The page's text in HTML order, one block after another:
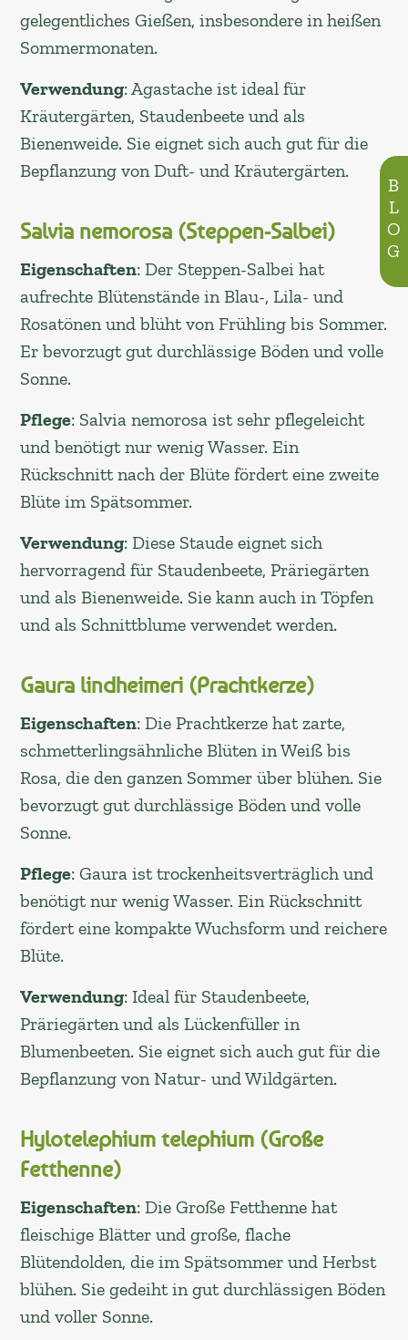
BLOG
gelegentliches Gießen, insbesondere in heißen
Sommermonaten.
Verwendung: Agastache ist ideal für
Kräutergärten, Staudenbeete und als
Bienenweide. Sie eignet sich auch gut für die
Bepflanzung von Duft- und Kräutergärten.
Salvia nemorosa (Steppen-Salbei)
Eigenschaften: Der Steppen-Salbei hat
aufrechte Blütenstände in Blau-, Lila- und
Rosatönen und blüht von Frühling bis Sommer.
Er bevorzugt gut durchlässige Böden und volle
Sonne.
Pflege: Salvia nemorosa ist sehr pflegeleicht
und benötigt nur wenig Wasser. Ein
Rückschnitt nach der Blüte fördert eine zweite
Blüte im Spätsommer.
Verwendung: Diese Staude eignet sich
hervorragend für Staudenbeete, Präriegärten
und als Bienenweide. Sie kann auch in Töpfen
und als Schnittblume verwendet werden.
Gaura lindheimeri (Prachtkerze)
Eigenschaften: Die Prachtkerze hat zarte,
schmetterlingsähnliche Blüten in Weiß bis
Rosa, die den ganzen Sommer über blühen. Sie
bevorzugt gut durchlässige Böden und volle
Sonne.
Pflege: Gaura ist trockenheitsverträglich und
benötigt nur wenig Wasser. Ein Rückschnitt
fördert eine kompakte Wuchsform und reichere
Blüte.
Verwendung: Ideal für Staudenbeete,
Präriegärten und als Lückenfüller in
Blumenbeeten. Sie eignet sich auch gut für die
Bepflanzung von Natur- und Wildgärten.
Hylotelephium telephium (Große
Fetthenne)
Eigenschaften: Die Große Fetthenne hat
fleischige Blätter und große, flache
Blütendolden, die im Spätsommer und Herbst
blühen. Sie gedeiht in gut durchlässigen Böden
und voller Sonne.